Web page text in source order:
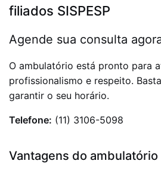
filiados SISPESP
Agende sua consulta
O ambulatório está pronto para
profissionalismo e respeito.
garantir o seu horário.
Telefone: (11) 3106-5098
Vantagens do ambulatório